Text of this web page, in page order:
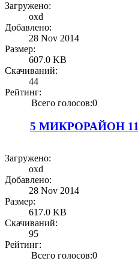
Загружено:
oxd
Добавлено:
28 Nov 2014
Размер:
607.0 KB
Скачиваний:
44
Рейтинг:
Всего голосов:0
5 МИКРОРАЙОН 11
Загружено:
oxd
Добавлено:
28 Nov 2014
Размер:
617.0 KB
Скачиваний:
95
Рейтинг:
Всего голосов:0